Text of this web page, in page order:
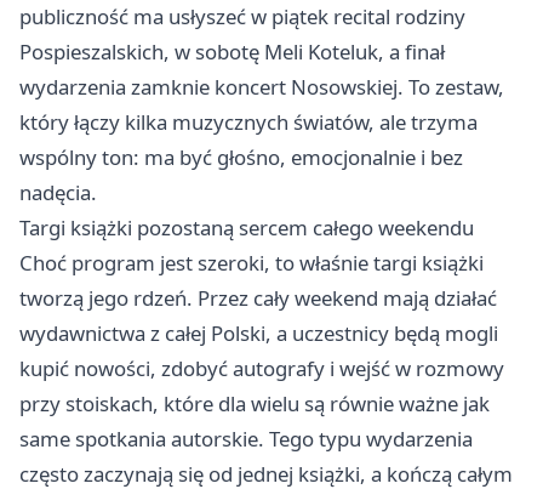
publiczność ma usłyszeć w piątek recital rodziny
Pospieszalskich, w sobotę Meli Koteluk, a finał
wydarzenia zamknie koncert Nosowskiej. To zestaw,
który łączy kilka muzycznych światów, ale trzyma
wspólny ton: ma być głośno, emocjonalnie i bez
nadęcia.
Targi książki pozostaną sercem całego weekendu
Choć program jest szeroki, to właśnie targi książki
tworzą jego rdzeń. Przez cały weekend mają działać
wydawnictwa z całej Polski, a uczestnicy będą mogli
kupić nowości, zdobyć autografy i wejść w rozmowy
przy stoiskach, które dla wielu są równie ważne jak
same spotkania autorskie. Tego typu wydarzenia
często zaczynają się od jednej książki, a kończą całym